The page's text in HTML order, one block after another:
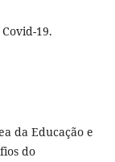
19.
da Educação e
do